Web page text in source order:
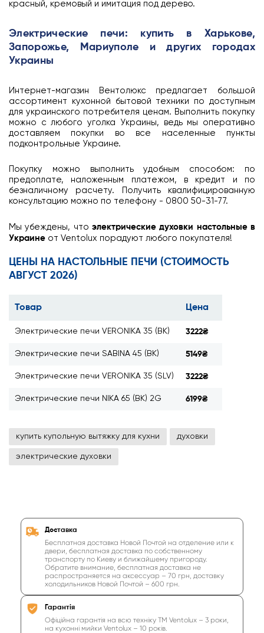
красный, кремовый и имитация под дерево.
Электрические печи: купить в Харькове,
Запорожье, Мариуполе и других городах
Украины
Интернет-магазин Вентолюкс предлагает большой
ассортимент кухонной бытовой техники по доступным
для украинского потребителя ценам. Выполнить покупку
можно с любого уголка Украины, ведь мы оперативно
доставляем покупки во все населенные пункты
подконтрольные Украине.
Покупку можно выполнить удобным способом: по
предоплате, наложенным платежом, в кредит и по
безналичному расчету. Получить квалифицированную
консультацию можно по телефону - 0800 50-31-77.
Мы убеждены, что электрические духовки настольные в
Украине от Ventolux порадуют любого покупателя!
ЦЕНЫ НА НАСТОЛЬНЫЕ ПЕЧИ (СТОИМОСТЬ
АВГУСТ 2026)
Товар Цена
Электрические печи VERONIKA 35 (BK) 3222₴
Электрические печи SABINA 45 (BK) 5149₴
Электрические печи VERONIKA 35 (SLV) 3222₴
Электрические печи NIKA 65 (BK) 2G 6199₴
купить купольную вытяжку для кухни духовки
электрические духовки
Доставка
Бесплатная доставка Новой Почтой на отделение или к
двери, бесплатная доставка по собственному
транспорту по Киеву и ближайшему пригороду.
Обратите внимание, бесплатная доставка не
распространяется на аксессуар – 70 грн, доставку
холодильников Новой Почтой – 600 грн.
Гарантія
Офіційна гарантія на всю техніку ТМ Ventolux – 3 роки,
на кухонні мийки Ventolux – 10 років.